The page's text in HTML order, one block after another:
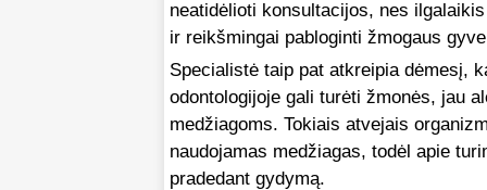
neatidėlioti konsultacijos, nes
ir reikšmingai pabloginti žmogaus
Specialistė taip pat atkreipia dėmesį,
odontologijoje gali turėti žmonės, jau
medžiagoms. Tokiais atvejais
naudojamas medžiagas, todėl apie
pradedant gydymą.